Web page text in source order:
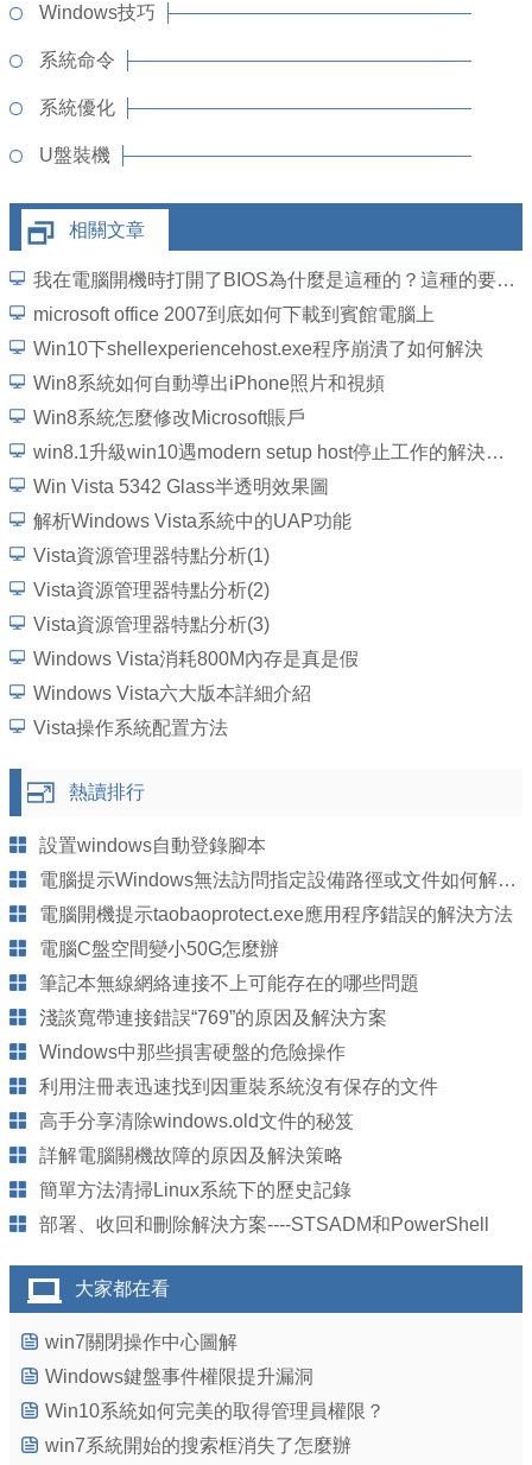
Windows技巧
系統命令
系統優化
U盤裝機
相關文章
我在電腦開機時打開了BIOS為什麼是這種的？這種的要怎麼修復系統？求解
microsoft office 2007到底如何下載到賓館電腦上
Win10下shellexperiencehost.exe程序崩潰了如何解決
Win8系統如何自動導出iPhone照片和視頻
Win8系統怎麼修改Microsoft賬戶
win8.1升級win10遇modern setup host停止工作的解決辦法
Win Vista 5342 Glass半透明效果圖
解析Windows Vista系統中的UAP功能
Vista資源管理器特點分析(1)
Vista資源管理器特點分析(2)
Vista資源管理器特點分析(3)
Windows Vista消耗800M內存是真是假
Windows Vista六大版本詳細介紹
Vista操作系統配置方法
熱讀排行
設置windows自動登錄腳本
電腦提示Windows無法訪問指定設備路徑或文件如何解決？
電腦開機提示taobaoprotect.exe應用程序錯誤的解決方法
電腦C盤空間變小50G怎麼辦
筆記本無線網絡連接不上可能存在的哪些問題
淺談寬帶連接錯誤“769”的原因及解決方案
Windows中那些損害硬盤的危險操作
利用注冊表迅速找到因重裝系統沒有保存的文件
高手分享清除windows.old文件的秘笈
詳解電腦關機故障的原因及解決策略
簡單方法清掃Linux系統下的歷史記錄
部署、收回和刪除解決方案----STSADM和PowerShell
大家都在看
win7關閉操作中心圖解
Windows鍵盤事件權限提升漏洞
Win10系統如何完美的取得管理員權限？
win7系統開始的搜索框消失了怎麼辦